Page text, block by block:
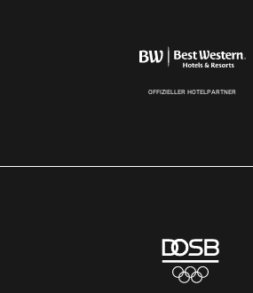
OFFIZIELLER HOTELPARTNER